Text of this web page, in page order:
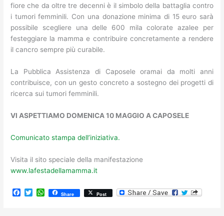
fiore che da oltre tre decenni è il simbolo della battaglia contro
i tumori femminili. Con una donazione minima di 15 euro sarà
possibile scegliere una delle 600 mila colorate azalee per
festeggiare la mamma e contribuire concretamente a rendere
il cancro sempre più curabile.
La Pubblica Assistenza di Caposele oramai da molti anni
contribuisce, con un gesto concreto a sostegno dei progetti di
ricerca sui tumori femminili.
VI ASPETTIAMO DOMENICA 10 MAGGIO A CAPOSELE
Comunicato stampa dell’iniziativa.
Visita il sito speciale della manifestazione
www.lafestadellamamma.it
F
T
W
Share Post